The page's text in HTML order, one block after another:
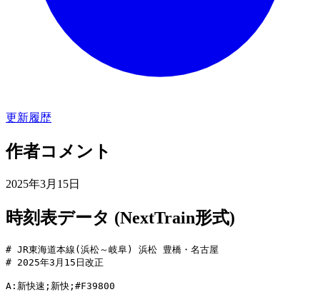
更新履歴
作者コメント
2025年3月15日
時刻表データ (NextTrain形式)
# JR東海道本線(浜松～岐阜) 浜松 豊橋・名古屋
# 2025年3月15日改正
A:新快速;新快;#F39800